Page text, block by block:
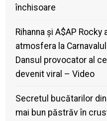
închisoare
Rihanna și A$AP Rocky
atmosfera la
Dansul provocator al
devenit viral – Video
Secretul bucătarilor
mai bun păstrăv în